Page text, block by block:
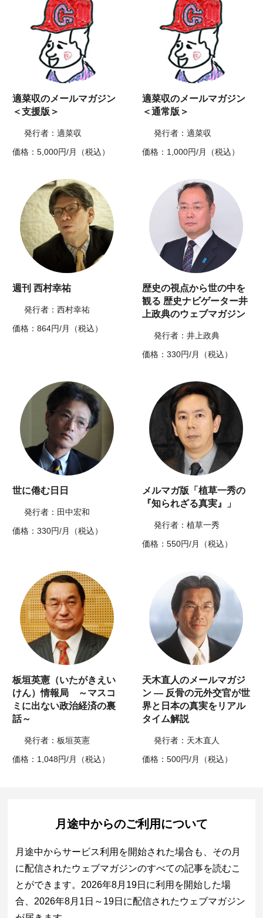
適菜収のメールマガジン
＜支援版＞
発行者：適菜収
価格：5,000円/月（税込）
適菜収のメールマガジン
＜通常版＞
発行者：適菜収
価格：1,000円/月（税込）
週刊 西村幸祐
発行者：西村幸祐
価格：864円/月（税込）
歴史の視点から世の中を
観る 歴史ナビゲーター井
上政典のウェブマガジン
発行者：井上政典
価格：330円/月（税込）
世に倦む日日
発行者：田中宏和
価格：330円/月（税込）
メルマガ版「植草一秀の
『知られざる真実』」
発行者：植草一秀
価格：550円/月（税込）
板垣英憲（いたがきえい
けん）情報局 ～マスコ
ミに出ない政治経済の裏
話～
発行者：板垣英憲
価格：1,048円/月（税込）
天木直人のメールマガジ
ン ― 反骨の元外交官が世
界と日本の真実をリアル
タイム解説
発行者：天木直人
価格：500円/月（税込）
月途中からのご利用について
月途中からサービス利用を開始された場合も、その月
に配信されたウェブマガジンのすべての記事を読むこ
とができます。2026年8月19日に利用を開始した場
合、2026年8月1日～19日に配信されたウェブマガジン